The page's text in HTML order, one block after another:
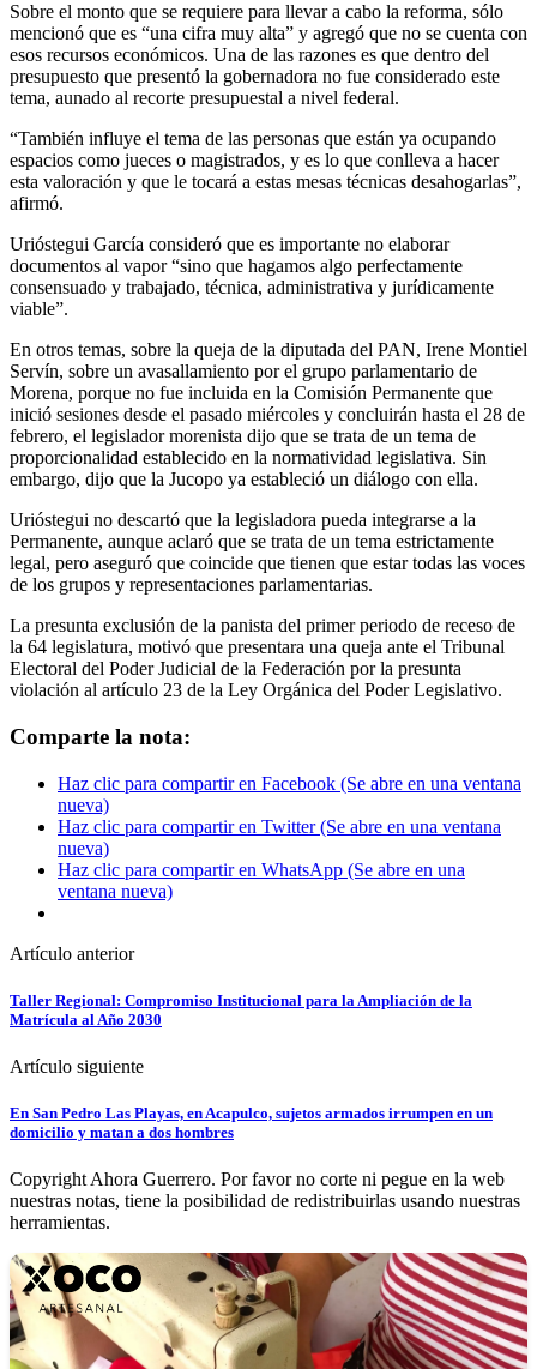
Sobre el monto que se requiere para llevar a cabo la reforma, sólo
mencionó que es “una cifra muy alta” y agregó que no se cuenta con
esos recursos económicos. Una de las razones es que dentro del
presupuesto que presentó la gobernadora no fue considerado este
tema, aunado al recorte presupuestal a nivel federal.
“También influye el tema de las personas que están ya ocupando
espacios como jueces o magistrados, y es lo que conlleva a hacer
esta valoración y que le tocará a estas mesas técnicas desahogarlas”,
afirmó.
Urióstegui García consideró que es importante no elaborar
documentos al vapor “sino que hagamos algo perfectamente
consensuado y trabajado, técnica, administrativa y jurídicamente
viable”.
En otros temas, sobre la queja de la diputada del PAN, Irene Montiel
Servín, sobre un avasallamiento por el grupo parlamentario de
Morena, porque no fue incluida en la Comisión Permanente que
inició sesiones desde el pasado miércoles y concluirán hasta el 28 de
febrero, el legislador morenista dijo que se trata de un tema de
proporcionalidad establecido en la normatividad legislativa. Sin
embargo, dijo que la Jucopo ya estableció un diálogo con ella.
Urióstegui no descartó que la legisladora pueda integrarse a la
Permanente, aunque aclaró que se trata de un tema estrictamente
legal, pero aseguró que coincide que tienen que estar todas las voces
de los grupos y representaciones parlamentarias.
La presunta exclusión de la panista del primer periodo de receso de
la 64 legislatura, motivó que presentara una queja ante el Tribunal
Electoral del Poder Judicial de la Federación por la presunta
violación al artículo 23 de la Ley Orgánica del Poder Legislativo.
Comparte la nota:
Haz clic para compartir en Facebook (Se abre en una ventana
nueva)
Haz clic para compartir en Twitter (Se abre en una ventana
nueva)
Haz clic para compartir en WhatsApp (Se abre en una
ventana nueva)
Artículo anterior
Taller Regional: Compromiso Institucional para la Ampliación de la
Matrícula al Año 2030
Artículo siguiente
En San Pedro Las Playas, en Acapulco, sujetos armados irrumpen en un
domicilio y matan a dos hombres
Copyright Ahora Guerrero. Por favor no corte ni pegue en la web
nuestras notas, tiene la posibilidad de redistribuirlas usando nuestras
herramientas.